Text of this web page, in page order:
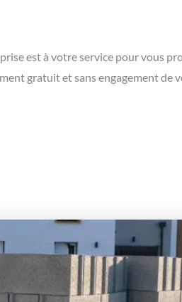
est à votre service pour vous
gratuit et sans engagement de